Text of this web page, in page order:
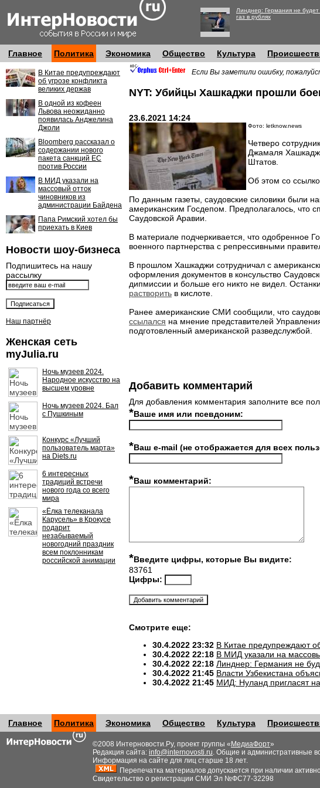
Линднер: Германия не будет
газ в рублях
Главное Политика Экономика Общество Культура
В Китае предупреждают
об угрозе конфликта
великих держав
В одной из кофеен
Львова неожиданно
появилась Анджелина
Джоли
Bloomberg рассказал о
содержании нового
пакета санкций ЕС
против России
В МИД указали на
массовый отток
чиновников из
администрации Байдена
Папа Римский хотел бы
приехать в Киев
Новости шоу-бизнеса
Подпишитесь на нашу
рассылку
Наш партнёр
Женская сеть
myJulia.ru
Ночь музеев 2024.
Народное искусство на
высшем уровне
Ночь музеев 2024. Бал
с Пушкиным
Конкурс «Лучший
пользователь марта»
на Diets.ru
6 интересных
традиций встречи
нового года со всего
мира
«Ёлка телеканала
Карусель» в Крокусе
подарит
незабываемый
новогодний праздник
всем поклонникам
российской анимации
Если Вы заметили ошибку,
NYT: Убийцы Хашкаджи прошли
23.6.2021 14:24
Фото: letknow.news
Четверо
Джамаля
Штатов.
Об этом со
По данным газеты, саудовские силовики были
американским Госдепом. Предполагалось, что
Саудовской Аравии.
В материале подчеркивается, что одобренное
военного партнерства с репрессивными
В прошлом Хашкаджи сотрудничал с
оформления документов в консульство
дипмиссии и больше его никто не видел.
растворить в кислоте.
Ранее американские СМИ сообщили, что
ссылался на мнение представителей
подготовленный американской разведслужбой.
Добавить комментарий
Для добавления комментария заполните все
*Ваше имя или псевдоним:
*Ваш e-mail (не отображается для всех
*Ваш комментарий:
*Введите цифры, которые Вы видите:
83761
Цифры:
Смотрите еще:
30.4.2022 23:32 В Китае предупреждают
30.4.2022 22:18 В МИД указали на
30.4.2022 22:18 Линднер: Германия не
30.4.2022 21:45 Власти Узбекистана
30.4.2022 21:45 МИД: Нуланд пригласят
Главное Политика Экономика Общество Культура
©2008 Интерновости.Ру, проект группы « МедиаФорт»
Редакция сайта: info@internovosti.ru. Общие и административные
Информация на сайте для лиц старше 18 лет.
Перепечатка материалов допускается при наличии
Свидетельство о регистрации СМИ Эл №ФС77-32298